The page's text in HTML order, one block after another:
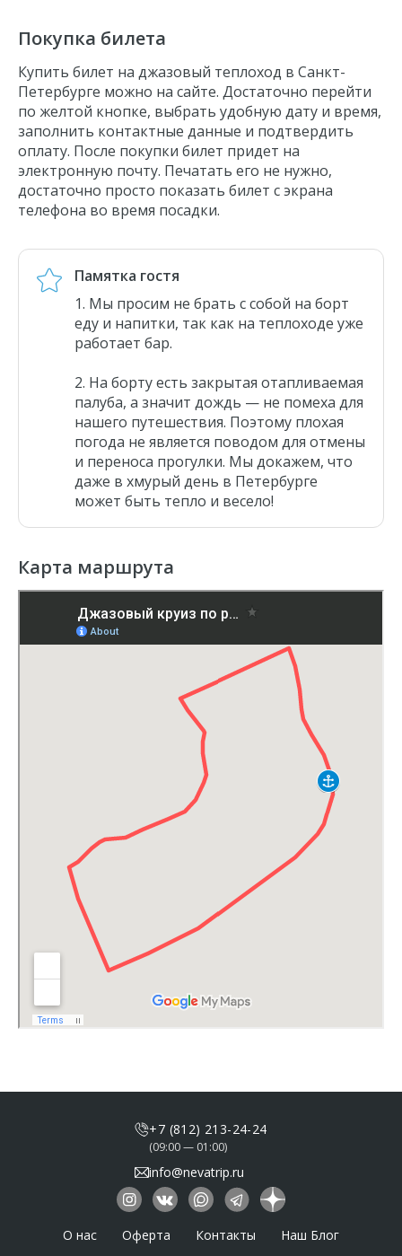
Покупка билета
Купить билет на джазовый теплоход в Санкт-
Петербурге можно на сайте. Достаточно перейти
по желтой кнопке, выбрать удобную дату и время,
заполнить контактные данные и подтвердить
оплату. После покупки билет придет на
электронную почту. Печатать его не нужно,
достаточно просто показать билет с экрана
телефона во время посадки.
Памятка гостя
Мы просим не брать с собой на борт
еду и напитки, так как на теплоходе уже
работает бар.
На борту есть закрытая отапливаемая
палуба, а значит дождь — не помеха для
нашего путешествия. Поэтому плохая
погода не является поводом для отмены
и переноса прогулки. Мы докажем, что
даже в хмурый день в Петербурге
может быть тепло и весело!
Карта маршрута
+7 (812) 213-24-24
(09:00 — 01:00)
info@nevatrip.ru
О нас Оферта Контакты Наш Блог